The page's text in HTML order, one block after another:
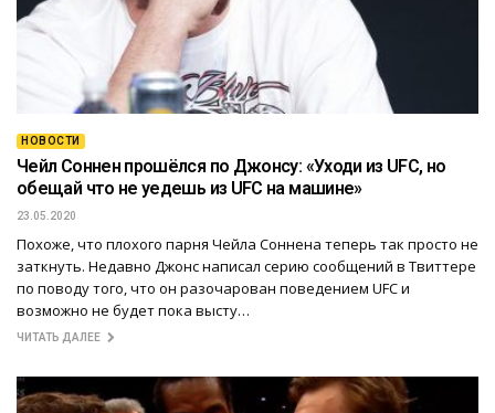
НОВОСТИ
Чейл Соннен прошёлся по Джонсу: «Уходи из UFC, но
обещай что не уедешь из UFC на машине»
23.05.2020
Похоже, что плохого парня Чейла Соннена теперь так просто не
заткнуть. Недавно Джонс написал серию сообщений в Твиттере
по поводу того, что он разочарован поведением UFC и
возможно не будет пока высту…
ЧИТАТЬ ДАЛЕЕ